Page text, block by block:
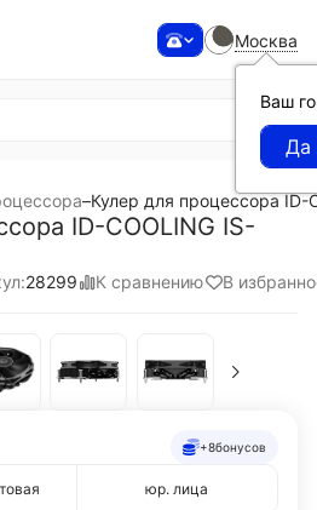
Москва
Ваш
–Кулер для процессора ID-
ID-COOLING IS-
28299 К сравнению В
+8бонусов
юр. лица